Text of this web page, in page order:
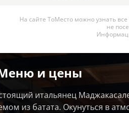
На сайте ТоМесто можно узнать
не
и цены
итальянец
из батата. Окунуться в